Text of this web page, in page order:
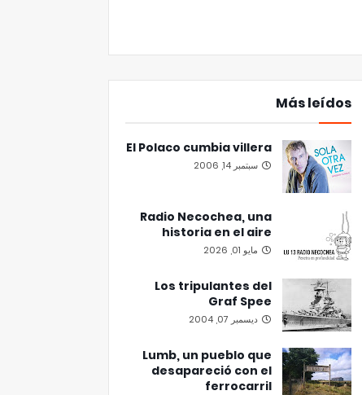
Más leídos
El Polaco cumbia villera
سبتمبر 14, 2006
Radio Necochea, una
historia en el aire
مايو 01, 2026
Los tripulantes del
Graf Spee
ديسمبر 07, 2004
Lumb, un pueblo que
desapareció con el
ferrocarril